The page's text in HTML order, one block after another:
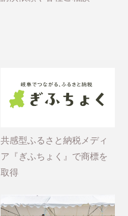
共感型ふるさと納税メディ
ア『ぎふちょく』で商標を
取得